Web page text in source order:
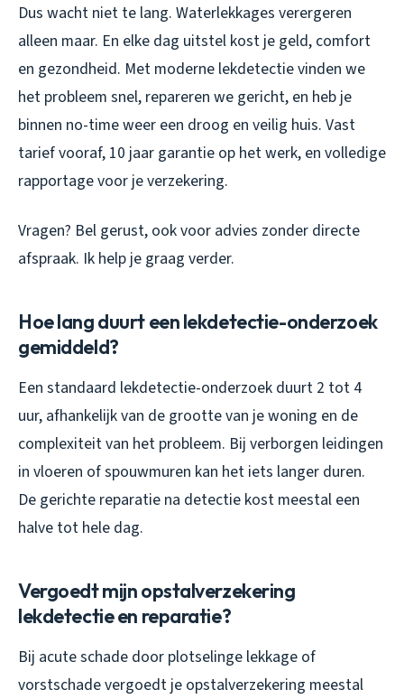
Dus wacht niet te lang. Waterlekkages verergeren
alleen maar. En elke dag uitstel kost je geld, comfort
en gezondheid. Met moderne lekdetectie vinden we
het probleem snel, repareren we gericht, en heb je
binnen no-time weer een droog en veilig huis. Vast
tarief vooraf, 10 jaar garantie op het werk, en volledige
rapportage voor je verzekering.
Vragen? Bel gerust, ook voor advies zonder directe
afspraak. Ik help je graag verder.
Hoe lang duurt een lekdetectie-onderzoek
gemiddeld?
Een standaard lekdetectie-onderzoek duurt 2 tot 4
uur, afhankelijk van de grootte van je woning en de
complexiteit van het probleem. Bij verborgen leidingen
in vloeren of spouwmuren kan het iets langer duren.
De gerichte reparatie na detectie kost meestal een
halve tot hele dag.
Vergoedt mijn opstalverzekering
lekdetectie en reparatie?
Bij acute schade door plotselinge lekkage of
vorstschade vergoedt je opstalverzekering meestal